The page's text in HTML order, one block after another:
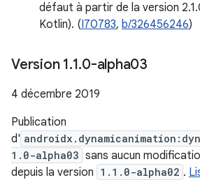
défaut à partir de la version
Kotlin). (I70783, b/326456246)
Version 1.1.0-alpha03
4 décembre 2019
Publication
d'
1.0-alpha03 sans aucun
depuis la version 1.1.0-alpha02 .